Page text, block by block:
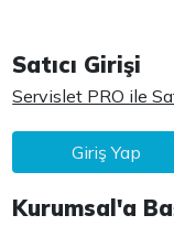
Satıcı Girişi
Servislet PRO ile
Giriş Yap
Kurumsal'a